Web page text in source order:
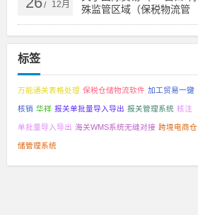
/ 12月
殊监管区域（保税物流管
理）系统更新的通知
标签
万能通关表格处理 保税仓储物流软件 加工贸易一键
核销 华祥 报关单批量导入导出 报关管理系统 核注
单批量导入导出 海关WMS系统无缝对接 跨境电商仓
储管理系统